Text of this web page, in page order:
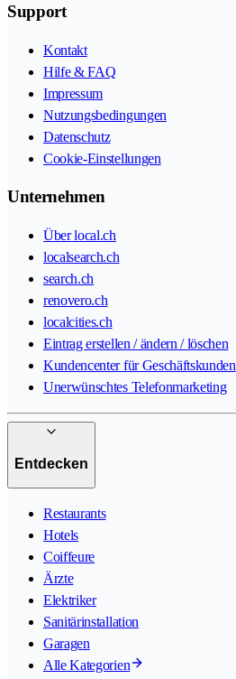
Support
Kontakt
Hilfe & FAQ
Impressum
Nutzungsbedingungen
Datenschutz
Cookie-Einstellungen
Unternehmen
Über local.ch
localsearch.ch
search.ch
renovero.ch
localcities.ch
Eintrag erstellen / ändern / löschen
Kundencenter für Geschäftskunden
Unerwünschtes Telefonmarketing
Entdecken
Restaurants
Hotels
Coiffeure
Ärzte
Elektriker
Sanitärinstallation
Garagen
Alle Kategorien